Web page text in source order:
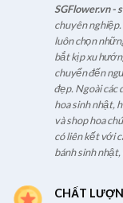
SGFlower.vn -
chuyên
luôn chọn
bắt kịp xu
chuyển đến
đẹp. Ngoài các
hoa sinh nhật,
và shop hoa
có liên kết với
bánh sinh
CHẤT